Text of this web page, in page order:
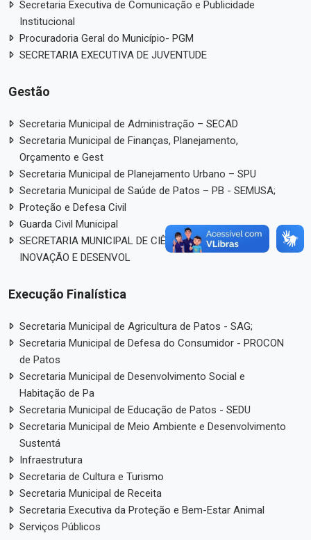
Secretaria Executiva de Comunicação e Publicidade
Institucional
Procuradoria Geral do Município- PGM
SECRETARIA EXECUTIVA DE JUVENTUDE
Gestão
Secretaria Municipal de Administração – SECAD
Secretaria Municipal de Finanças, Planejamento,
Orçamento e Gest
Secretaria Municipal de Planejamento Urbano – SPU
Secretaria Municipal de Saúde de Patos – PB - SEMUSA;
Proteção e Defesa Civil
Guarda Civil Municipal
SECRETARIA MUNICIPAL DE CIÊNCIA, TECNOLOGIA,
INOVAÇÃO E DESENVOL
Execução Finalística
Secretaria Municipal de Agricultura de Patos - SAG;
Secretaria Municipal de Defesa do Consumidor - PROCON
de Patos
Secretaria Municipal de Desenvolvimento Social e
Habitação de Pa
Secretaria Municipal de Educação de Patos - SEDU
Secretaria Municipal de Meio Ambiente e Desenvolvimento
Sustentá
Infraestrutura
Secretaria de Cultura e Turismo
Secretaria Municipal de Receita
Secretaria Executiva da Proteção e Bem-Estar Animal
Serviços Públicos